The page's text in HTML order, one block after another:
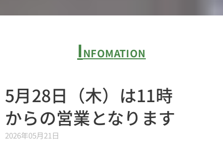
INFOMATION
5月28日（木）は11時
からの営業となります
2026年05月21日